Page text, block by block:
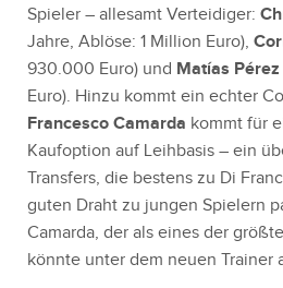
Spieler – allesamt Verteidiger:
Jahre, Ablöse: 1 Million Euro),
930.000 Euro) und Matías Pérez
Euro). Hinzu kommt ein echter
Francesco Camarda kommt für
Kaufoption auf Leihbasis – ein
Transfers, die bestens zu Di
guten Draht zu jungen Spielern
Camarda, der als eines der
könnte unter dem neuen Trainer